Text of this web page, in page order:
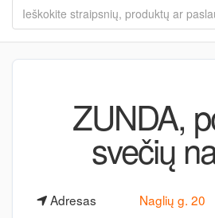
ZUNDA,
svečių
Adresas
Naglių g. 20